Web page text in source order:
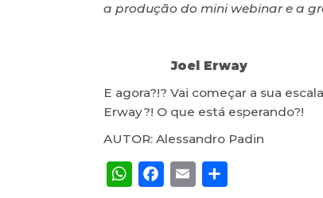
a produção do mini webinar e a
Joel Erway
E agora?!? Vai começar a sua
Erway?! O que está esperando?!
AUTOR: Alessandro Padin
WhatsApp
Facebook
EmailShare